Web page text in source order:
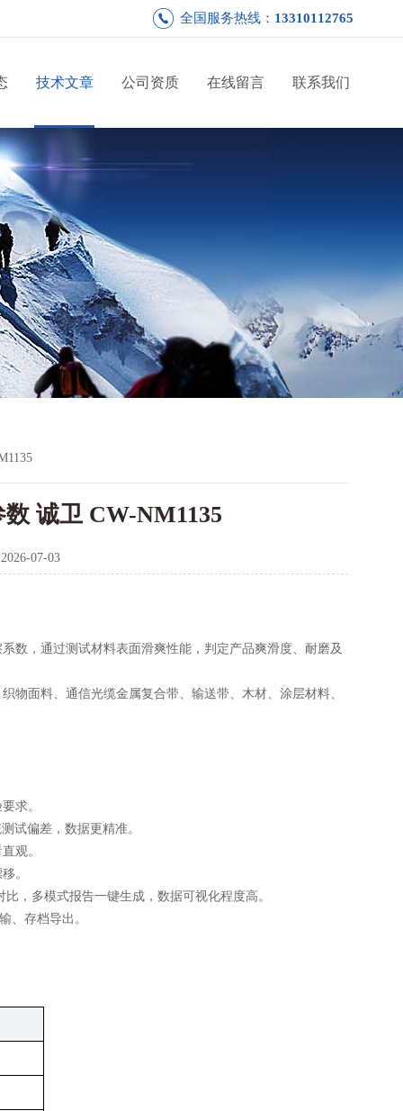
全国服务热线： 13310112765
技术文章 公司资质 在线留言 联系我们
诚卫 CW-NM1135
2026-07-03
数，通过测试材料表面滑爽性能，判定产品爽滑度、耐磨及
物面料、通信光缆金属复合带、输送带、木材、涂层材料、
求。
试偏差，数据更精准。
观。
。
，多模式报告一键生成，数据可视化程度高。
、存档导出。